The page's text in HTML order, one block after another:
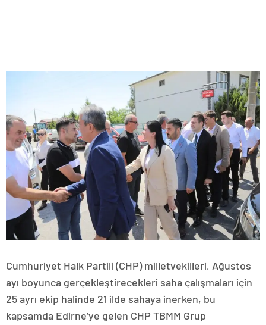
Cumhuriyet Halk Partili (CHP) milletvekilleri, Ağustos
ayı boyunca gerçekleştirecekleri saha çalışmaları için
25 ayrı ekip halinde 21 ilde sahaya inerken, bu
kapsamda Edirne’ye gelen CHP TBMM Grup